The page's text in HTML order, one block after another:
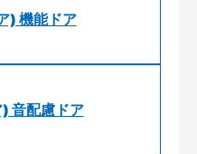
) 機能ドア
音配慮ドア